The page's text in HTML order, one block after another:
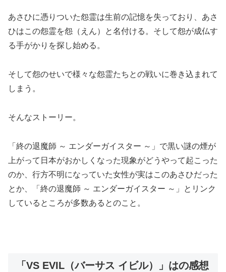
あさひに憑りついた怨霊は生前の記憶を失っており、あさ
ひはこの怨霊を怨（えん）と名付ける。そして怨が成仏す
る手がかりを探し始める。
そして怨のせいで様々な怨霊たちとの戦いに巻き込まれて
しまう。
そんなストーリー。
「終の退魔師 ～ エンダーガイスター ～」で黒い謎の煙が
上がって日本がおかしくなった現象がどうやって起こった
のか、行方不明になっていた女性が実はこのあさひだった
とか、「終の退魔師 ～ エンダーガイスター ～」とリンク
しているところが多数あるとのこと。
「VS EVIL（バーサス イビル）」はの感想